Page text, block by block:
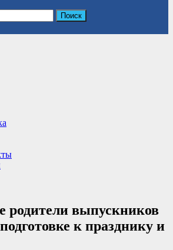
родители выпускников
к празднику и